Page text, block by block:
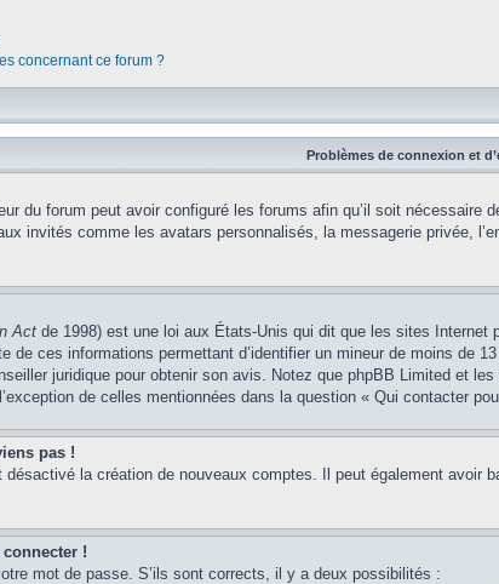
concernant ce forum ?
Problèmes de connexion et
du forum peut avoir configuré les forums afin qu’il soit
invités comme les avatars personnalisés, la messagerie privée,
Act de 1998) est une loi aux États-Unis qui dit que les sites
de ces informations permettant d’identifier un mineur de moins de
juridique pour obtenir son avis. Notez que phpBB Limited et
de celles mentionnées dans la question « Qui contacter
pas !
désactivé la création de nouveaux comptes. Il peut également
!
mot de passe. S’ils sont corrects, il y a deux possibilités :